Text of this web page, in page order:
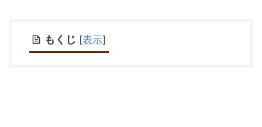
もくじ [表示]